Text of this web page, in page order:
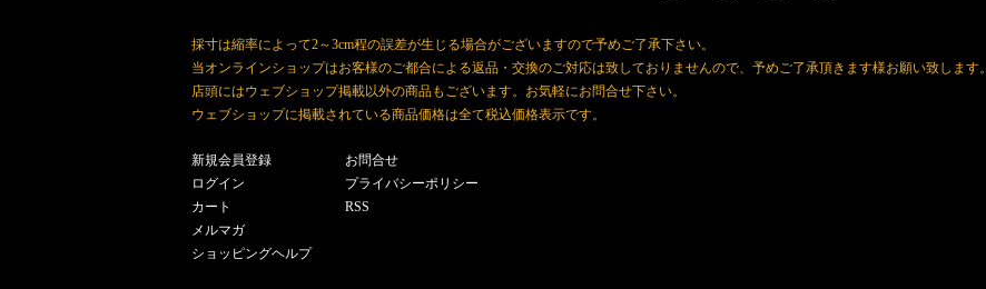
採寸は縮率によって2～3cm程の誤差が生じる場合がございますので予めご了承下さい。
当オンラインショップはお客様のご都合による返品・交換のご対応は致しておりませんので、予めご了承頂きます様お願い致します。
店頭にはウェブショップ掲載以外の商品もございます。お気軽にお問合せ下さい。
ウェブショップに掲載されている商品価格は全て税込価格表示です。
新規会員登録
ログイン
カート
メルマガ
ショッピングヘルプ
お問合せ
プライバシーポリシー
RSS